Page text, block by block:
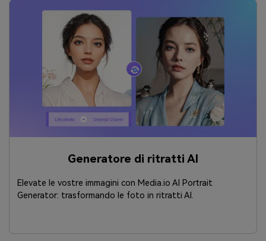
Generatore di ritratti AI
Elevate le vostre immagini con Media.io AI Portrait
Generator: trasformando le foto in ritratti AI.